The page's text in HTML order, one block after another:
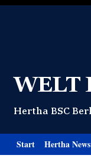
Start Hertha News